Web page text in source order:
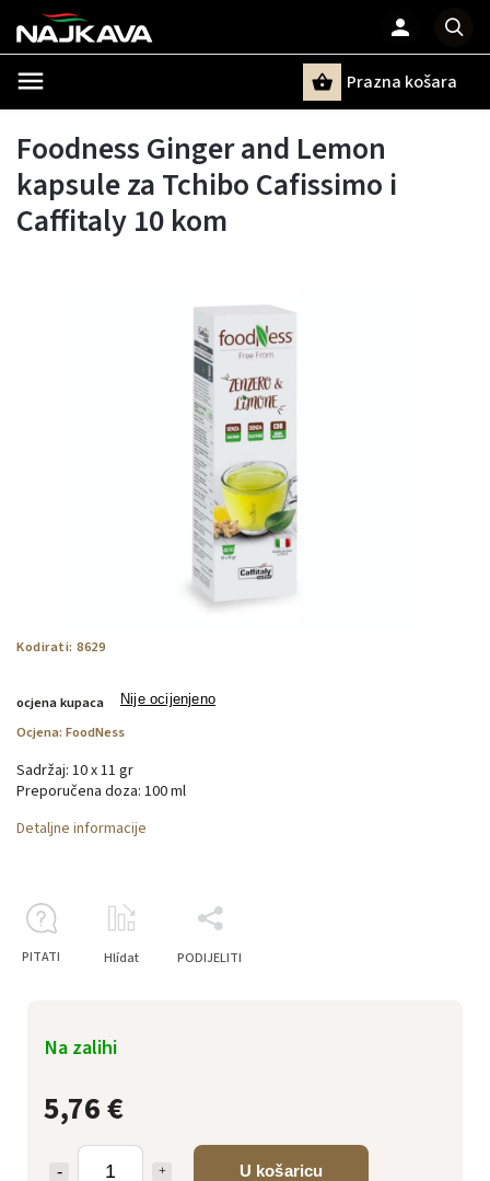
Prazna košara
Foodness Ginger and Lemon
kapsule za Tchibo Cafissimo i
Caffitaly 10 kom
Kodirati: 8629
ocjena kupaca Nije ocijenjeno
Ocjena: FoodNess
5,76 €
U košaricu
Na zalihi
Sadržaj: 10 x 11 gr
Preporučena doza: 100 ml
Detaljne informacije
PITATI Hlídat PODIJELITI